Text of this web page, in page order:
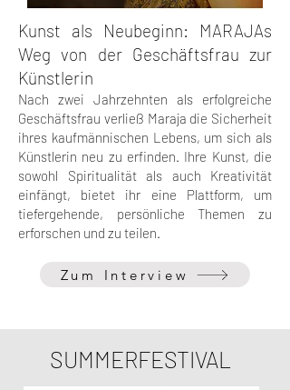
Kunst als Neubeginn: MARAJAs
Weg von der Geschäftsfrau zur
Künstlerin
Nach zwei Jahrzehnten als erfolgreiche
Geschäftsfrau verließ Maraja die Sicherheit
ihres kaufmännischen Lebens, um sich als
Künstlerin neu zu erfinden. Ihre Kunst, die
sowohl Spiritualität als auch Kreativität
einfängt, bietet ihr eine Plattform, um
tiefergehende, persönliche Themen zu
erforschen und zu teilen.
Zum Interview
SUMMERFESTIVAL